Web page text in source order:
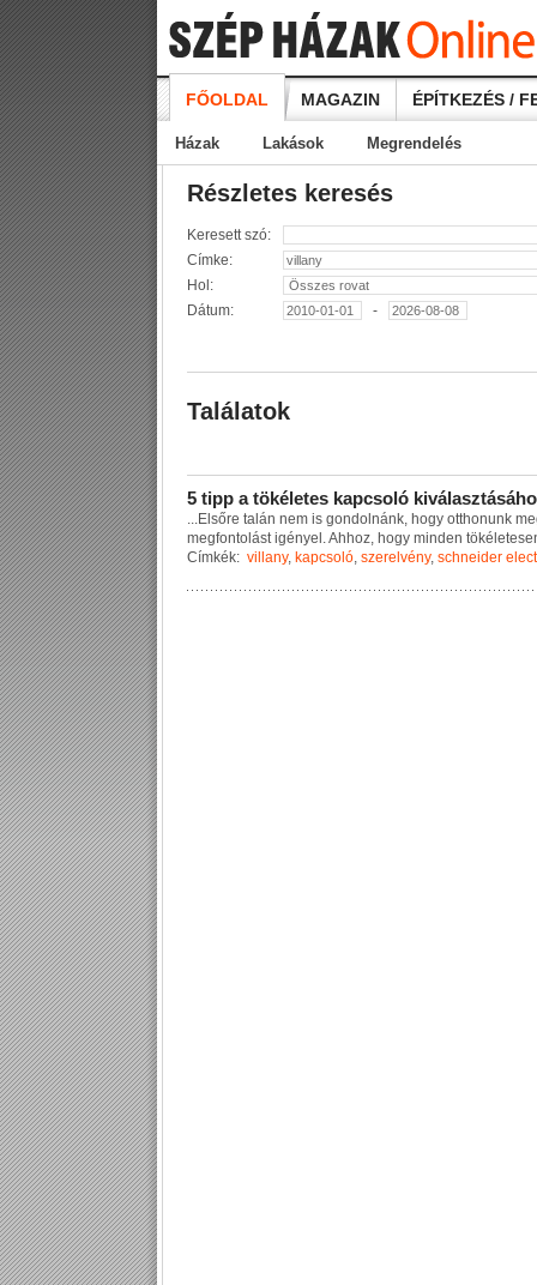
FŐOLDAL MAGAZIN ÉPÍTKEZÉS /
Házak Lakások Megrendelés
Részletes keresés
Keresett szó:
Címke:
Hol:
Dátum:
-
Találatok
5 tipp a tökéletes kapcsoló kiválasztásáho
...E sőre ta án nem is gondo nán k, hogy otthonun k me
megfonto ást igénye .Ah hoz, hogy minden töké etese
Címkék: villany, kapcsoló, szerelvény, schneider